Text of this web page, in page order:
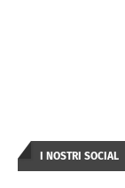
I NOSTRI SOCIAL